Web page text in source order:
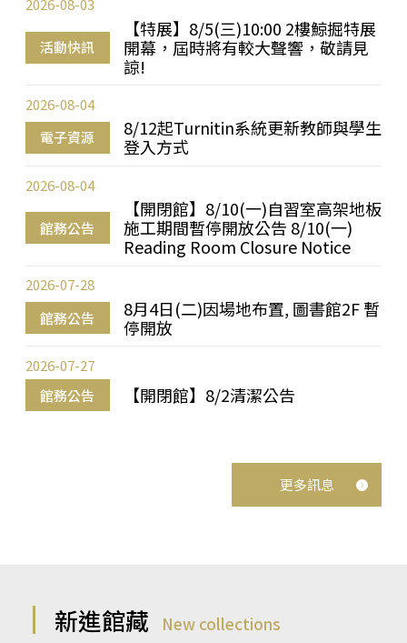
活動快訊
【特展】8/5(三)10:00 2樓鯨掘特展
開幕，屆時將有較大聲響，敬請見
諒!
2026-08-03
電子資源
8/12起Turnitin系統更新教師與學生
登入方式
2026-08-04
館務公告
【開閉館】8/10(一)自習室高架地板
施工期間暫停開放公告 8/10(一)
Reading Room Closure Notice
2026-08-04
館務公告
8月4日(二)因場地布置, 圖書館2F 暫
停開放
2026-07-28
館務公告 【開閉館】8/2清潔公告
2026-07-27
更多訊息
新進館藏 New collections